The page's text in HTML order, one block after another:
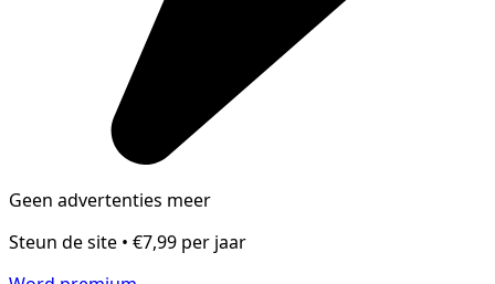
Geen advertenties meer
Steun de site • €7,99 per jaar